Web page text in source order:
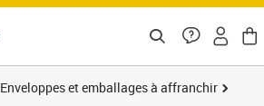
Enveloppes et emballages à affranchir